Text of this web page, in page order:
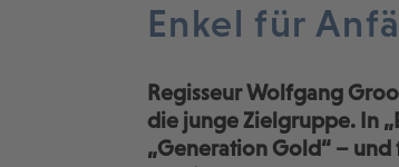
Enkel für
Regisseur Wolfgang
die junge Zielgruppe. In
„Generation Gold“ –